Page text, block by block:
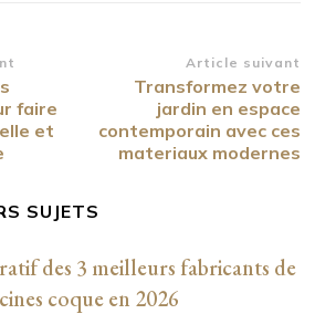
faire
et
Article suivant
Transformez votre
jardin en espace
contemporain avec ces
materiaux modernes
SUJETS
des 3 meilleurs fabricants de
coque en 2026